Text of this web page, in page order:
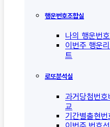
행운번호조합실
나의 행운번호
이번주 행운
트
로또분석실
과거당첨번호
교
기간별출현번